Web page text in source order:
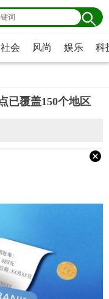
社会 风尚 娱乐 科
已覆盖150个地区